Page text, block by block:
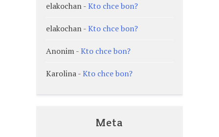
elakochan-Kto chce bon?
elakochan-Kto chce bon?
Anonim-Kto chce bon?
Karolina-Kto chce bon?
Meta